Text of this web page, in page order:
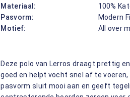
Materiaal:
100%
Pasvorm:
Modern
Motief:
All over
Deze polo van Lerros draagt prettig
goed en helpt vocht snel af te
pasvorm sluit mooi aan en geeft